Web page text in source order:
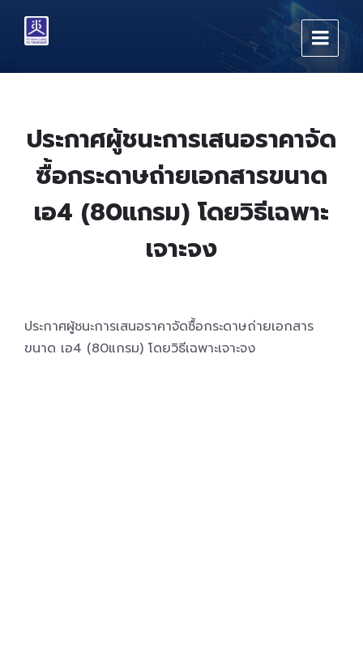
content
main
footer
ประกาศผู้ชนะการเสนอราคาจัด
ซื้อกระดาษถ่ายเอกสารขนาด
เอ4 (80แกรม) โดยวิธีเฉพาะ
เจาะจง
ประกาศผู้ชนะการเสนอราคาจัดซื้อกระดาษถ่ายเอกสาร
ขนาด เอ4 (80แกรม) โดยวิธีเฉพาะเจาะจง